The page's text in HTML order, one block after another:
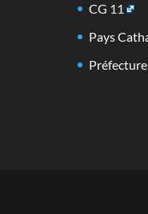
CG 11
Pays
Préfecture